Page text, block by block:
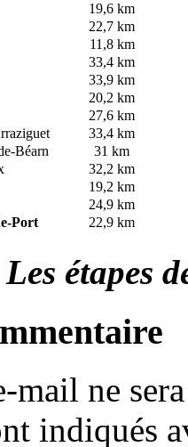
19,6 km
22,7 km
11,8 km
33,4 km
33,9 km
20,2 km
27,6 km
33,4 km
Béarn
31 km
32,2 km
19,2 km
24,9 km
Port 22,9 km
Les étapes
mail ne
indiqués